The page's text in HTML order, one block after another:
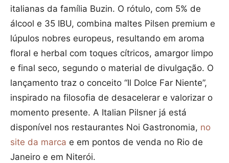
italianas da família Buzin. O rótulo, com 5% de
álcool e 35 IBU, combina maltes Pilsen premium e
lúpulos nobres europeus, resultando em aroma
floral e herbal com toques cítricos, amargor limpo
e final seco, segundo o material de divulgação. O
lançamento traz o conceito “Il Dolce Far Niente”,
inspirado na filosofia de desacelerar e valorizar o
momento presente. A Italian Pilsner já está
disponível nos restaurantes Noi Gastronomia, no
site da marca e em pontos de venda no Rio de
Janeiro e em Niterói.